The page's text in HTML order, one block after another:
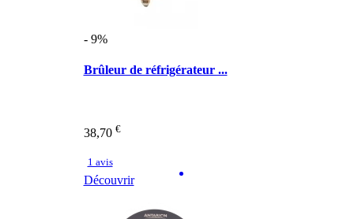
- 9%
Brûleur de réfrigérateur ...
38,70 €
1 avis
Découvrir